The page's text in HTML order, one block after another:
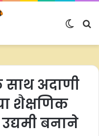
Switch
साथ अदाणी
शैक्षणिक
बनाने